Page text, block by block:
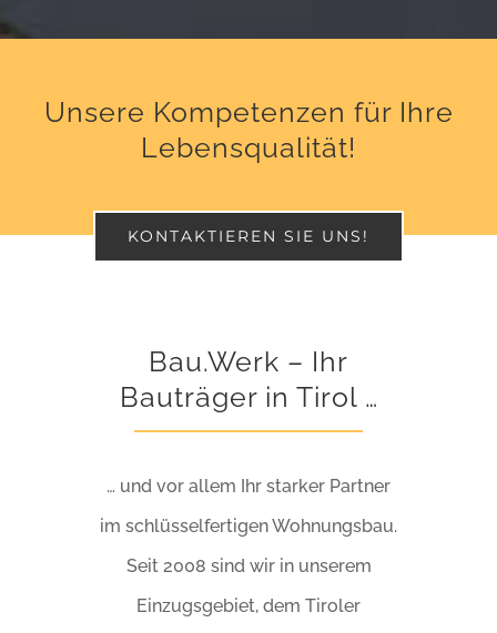
Unsere Kompetenzen für Ihre
Lebensqualität!
KONTAKTIEREN SIE UNS!
Bau.Werk – Ihr
Bauträger in Tirol …
… und vor allem Ihr starker Partner
im schlüsselfertigen Wohnungsbau.
Seit 2008 sind wir in unserem
Einzugsgebiet, dem Tiroler